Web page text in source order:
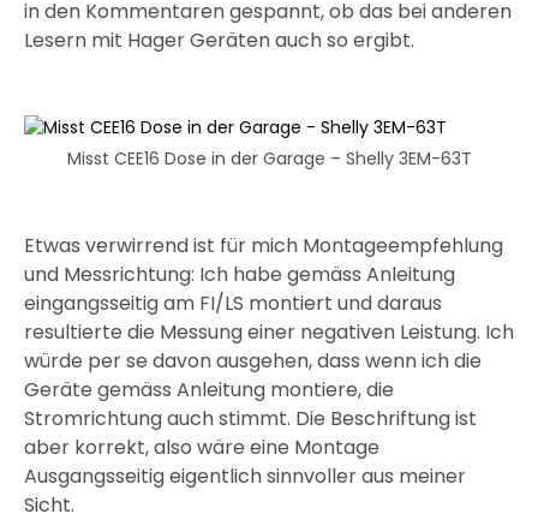
in den Kommentaren gespannt, ob das bei anderen
Lesern mit Hager Geräten auch so ergibt.
Misst CEE16 Dose in der Garage – Shelly 3EM-63T
Etwas verwirrend ist für mich Montageempfehlung
und Messrichtung: Ich habe gemäss Anleitung
eingangsseitig am FI/LS montiert und daraus
resultierte die Messung einer negativen Leistung. Ich
würde per se davon ausgehen, dass wenn ich die
Geräte gemäss Anleitung montiere, die
Stromrichtung auch stimmt. Die Beschriftung ist
aber korrekt, also wäre eine Montage
Ausgangsseitig eigentlich sinnvoller aus meiner
Sicht.